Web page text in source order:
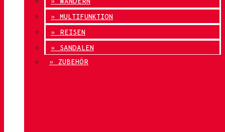
» MULTIFUNKTION
» REISEN
» SANDALEN
» ZUBEHÖR